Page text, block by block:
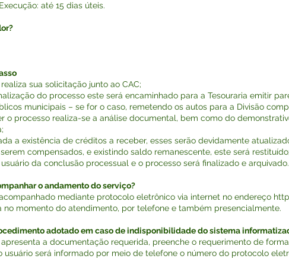
até 15 dias úteis.
sua solicitação junto ao CAC;
do processo este será encaminhado para a Tesouraria emitir
municipais – se for o caso, remetendo os autos para a Divisão
o processo realiza-se a análise documental, bem como do
a existência de créditos a receber, esses serão devidamente
compensados, e existindo saldo remanescente, este será restituído;
da conclusão processual e o processo será finalizado e arquivado.
o andamento do serviço?
mediante protocolo eletrônico via internet no endereço
no momento do atendimento, por telefone e também presencialmente.
adotado em caso de indisponibilidade do sistema
apresenta a documentação requerida, preenche o requerimento de
usuário será informado por meio de telefone o número do protocolo